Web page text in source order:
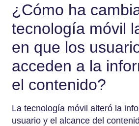
¿Cómo ha
tecnología móvil
en que los
acceden a la
el contenido?
La tecnología móvil alteró la
usuario y el alcance del